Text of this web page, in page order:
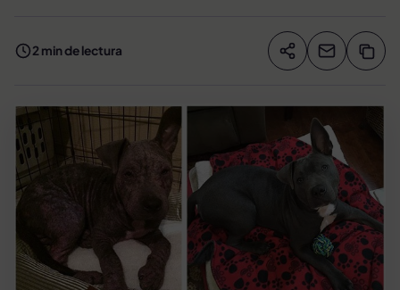
2 min de lectura Compartir